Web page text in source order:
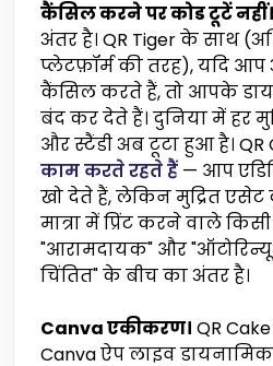
कैंसिल करने पर कोड टूटें नहीं।
अंतर है। QR Tiger के साथ
प्लेटफ़ॉर्म की तरह), यदि आप
कैंसिल करते हैं, तो आपके
बंद कर देते हैं। दुनिया में हर
और स्टैंडी अब टूटा हुआ है।
काम करते रहते हैं — आप
खो देते हैं, लेकिन मुद्रित एसेट
मात्रा में प्रिंट करने वाले
"आरामदायक" और
चिंतित" के बीच का अंतर है।
Canva एकीकरण। QR
Canva ऐप लाइव